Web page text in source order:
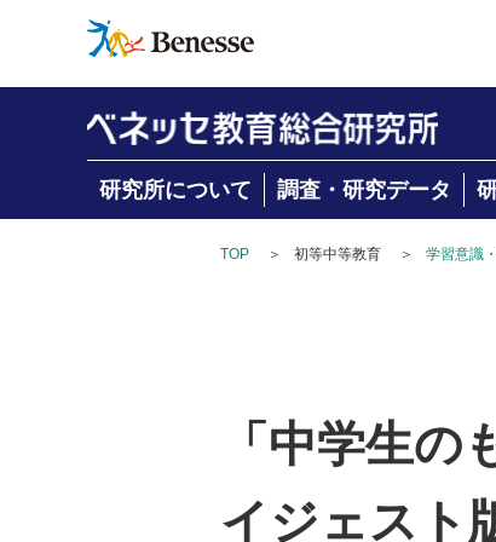
研究所について 調査・研究データ
TOP ＞ 初等中等教育 ＞ 学習意識
「中学生
イジェスト